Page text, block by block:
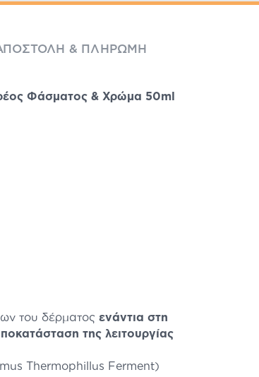
& ΠΛΗΡΩΜΉ
Φάσματος & Χρώμα 50ml
του δέρματος ενάντια στη
της λειτουργίας
Thermophillus Ferment)